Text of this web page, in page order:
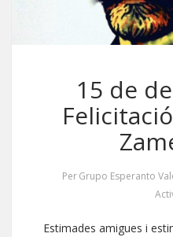
15 de
PerGrupo Esperanto
Estimades amigues i